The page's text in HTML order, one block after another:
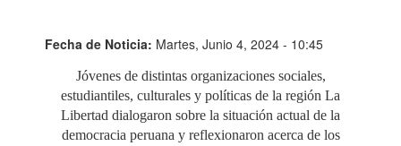
Fecha de Noticia: Martes, Junio 4, 2024 - 10:45
Jóvenes de distintas organizaciones sociales,
estudiantiles, culturales y políticas de la región La
Libertad dialogaron sobre la situación actual de la
democracia peruana y reflexionaron acerca de los